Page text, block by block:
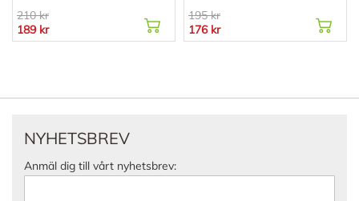
210 kr
189 kr
195 kr
176 kr
NYHETSBREV
Anmäl dig till vårt nyhetsbrev: